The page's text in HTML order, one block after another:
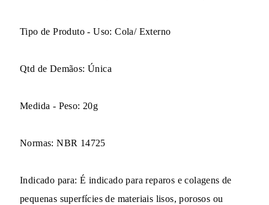
Tipo de Produto - Uso: Cola/ Externo
Qtd de Demãos: Única
Medida - Peso: 20g
Normas: NBR 14725
Indicado para: É indicado para reparos e colagens de
pequenas superfícies de materiais lisos, porosos ou